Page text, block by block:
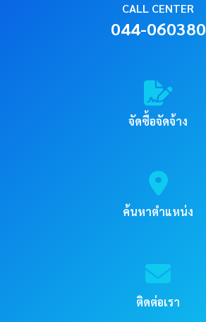
CALL CENTER
044-060380
จัดซื้อจัดจ้าง
ค้นหาตำแหน่ง
ติดต่อเรา